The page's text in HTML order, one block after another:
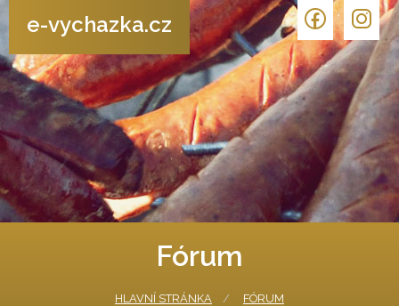
e-vychazka.cz
Fórum
HLAVNÍ STRÁNKA FÓRUM